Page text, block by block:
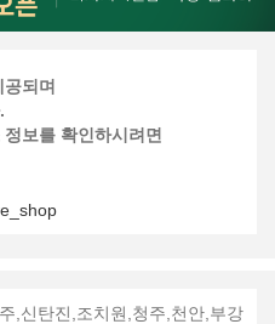
되며
보를 확인하시려면
,신탄진,조치원,청주,천안,부강